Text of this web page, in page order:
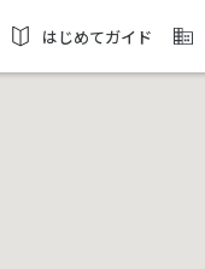
はじめてガイド